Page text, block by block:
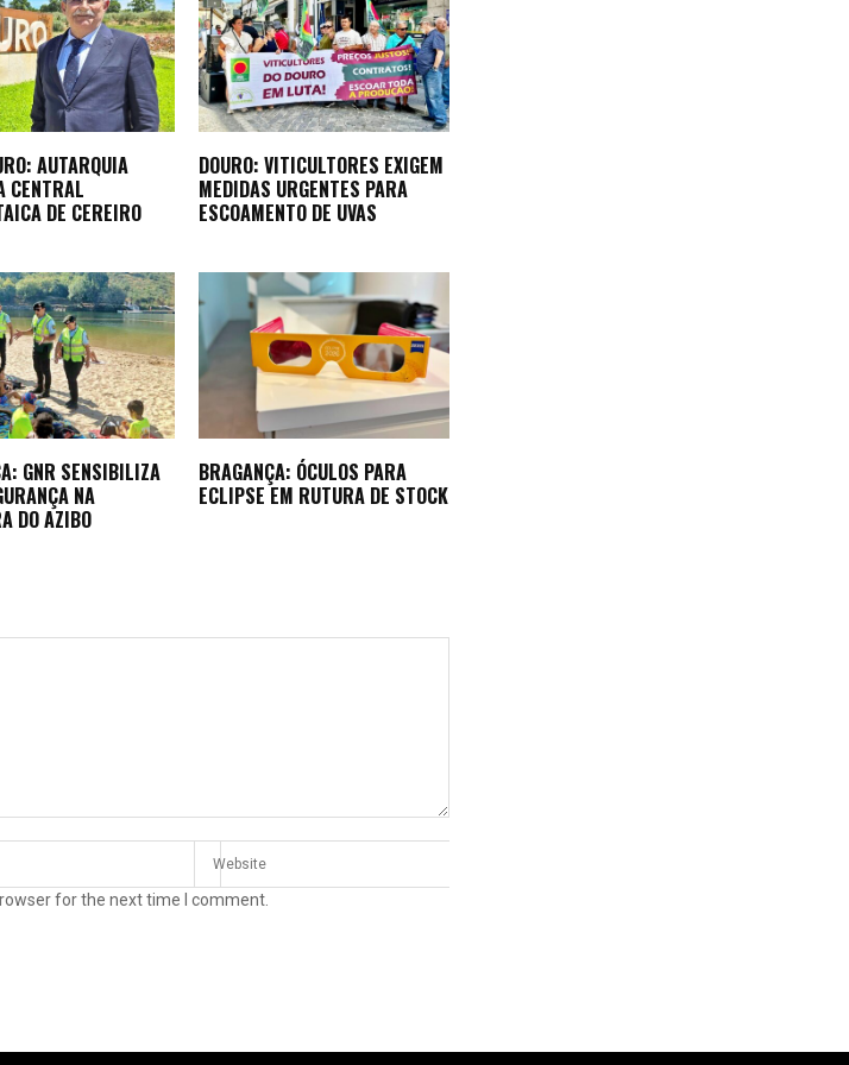
AUTARQUIA
CENTRAL
DE CEREIRO
DOURO: VITICULTORES EXIGEM
MEDIDAS URGENTES PARA
ESCOAMENTO DE UVAS
GNR SENSIBILIZA
NA
DO AZIBO
BRAGANÇA: ÓCULOS PARA
ECLIPSE EM RUTURA DE STOCK
for the next time I comment.